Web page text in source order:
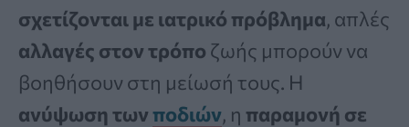
σχετίζονται με ιατρικό πρόβλημα, απλές
αλλαγές στον τρόπο ζωής μπορούν να
βοηθήσουν στη μείωσή τους. Η
ανύψωση τωνποδιών, η παραμονή σε